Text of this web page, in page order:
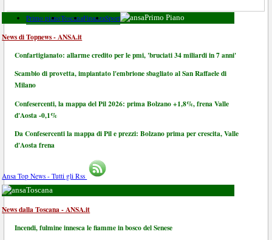
Primo pianoToscanaFinanzaSport Primo Piano
News di Topnews - ANSA.it
Confartigianato: allarme credito per le pmi, 'bruciati 34 miliardi in 7 anni'
Scambio di provetta, impiantato l'embrione sbagliato al San Raffaele di
Milano
Confesercenti, la mappa del Pil 2026: prima Bolzano +1,8%, frena Valle
d'Aosta -0,1%
Da Confesercenti la mappa di Pil e prezzi: Bolzano prima per crescita, Valle
d'Aosta frena
Ansa Top News - Tutti gli Rss
Toscana
News dalla Toscana - ANSA.it
Incendi, fulmine innesca le fiamme in bosco del Senese